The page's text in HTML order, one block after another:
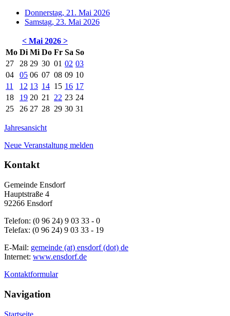
Donnerstag, 21. Mai 2026
Samstag, 23. Mai 2026
< Mai 2026 >
Mo Di Mi Do Fr Sa So
27
28 29 30 01 02 03
04
05 06 07 08 09 10
11
12 13 14 15 16 17
18
19 20 21 22 23 24
25
26 27 28 29 30 31
Jahresansicht
Neue Veranstaltung melden
Kontakt
Gemeinde Ensdorf
Hauptstraße 4
92266 Ensdorf
Telefon: (0 96 24) 9 03 33 - 0
Telefax: (0 96 24) 9 03 33 - 19
E-Mail: gemeinde (at) ensdorf (dot) de
Internet: www.ensdorf.de
Kontaktformular
Navigation
Startseite